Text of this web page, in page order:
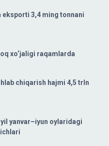
eksporti 3,4 ming tonnani
xo‘jaligi raqamlarda
chiqarish hajmi 4,5 trln
yanvar–iyun oylaridagi